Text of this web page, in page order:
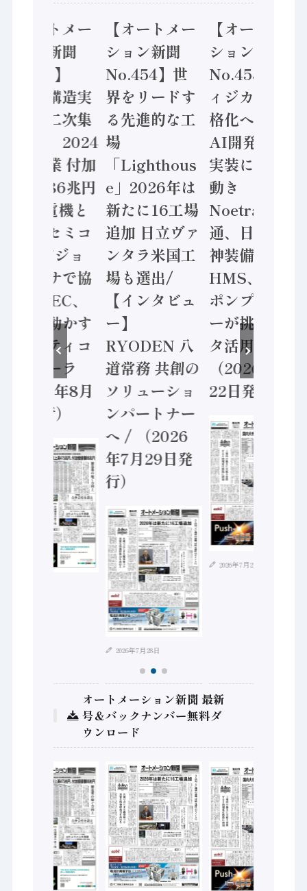
【オートメー
ション新聞
No.455】
「経済構造実
態調査二次集
計結果」2024
年製造業 付加
価値額86兆円
/ 三菱電機と
ソニーセミコ
ン AIビジョ
ンセンサで協
業 / IDEC、
安全に動かす
セーフティコ
ントローラ
（2026年8月
5日発行）
【オートメー
ション新聞
No.454】世
界をリードす
る先進的な工
場
「Lighthous
e」2026年は
新たに16工場
追加 日立ヴァ
ンタラ米国工
場も選出/
【インタビュ
ー】
RYODEN 八
道常務 共創の
ソリューショ
ンパートナー
へ / （2026
年7月29日発
行）
2026年7月28日
【オートメー
ション新聞
No.453】フ
ィジカルAI本
格化へ 国産
AI開発や社会
実装に活発な
動き
Noetra、富士
通、日立 / 兵
神装備 ×
HMS、老舗
ポンプメーカ
ーが挑むデー
タ活用 など
（2026年7月
22日発行）
2026年7月21日
オートメーション新聞 最新
号＆バックナンバー無料ダ
ウンロード